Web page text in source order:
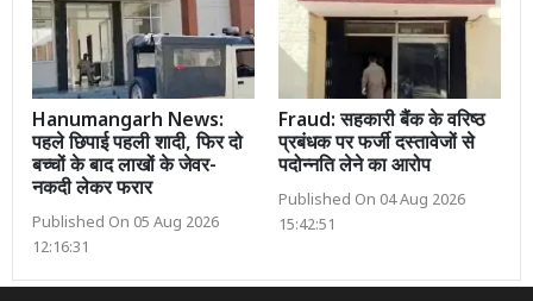
Hanumangarh News:
पहले छिपाई पहली शादी, फिर दो
बच्चों के बाद लाखों के जेवर-
नकदी लेकर फरार
Published On 05 Aug 2026
12:16:31
Fraud: सहकारी बैंक के वरिष्ठ
प्रबंधक पर फर्जी दस्तावेजों से
पदोन्नति लेने का आरोप
Published On 04 Aug 2026
15:42:51